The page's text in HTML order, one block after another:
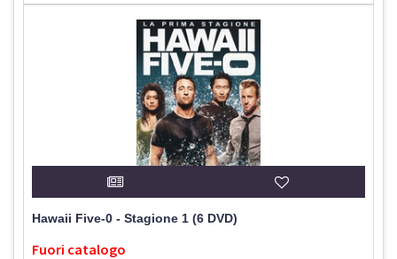
Hawaii Five-0 - Stagione 1 (6 DVD)
Fuori catalogo